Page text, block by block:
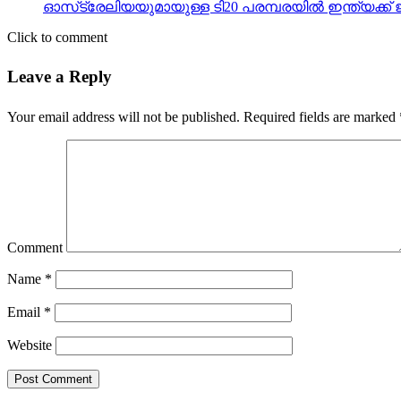
ഓസ്‌ട്രേലിയയുമായുള്ള ടി20 പരമ്പരയില്‍ ഇന്ത്യക്ക്
Click to comment
Leave a Reply
Your email address will not be published. Required fields are marked
Comment
Name *
Email *
Website